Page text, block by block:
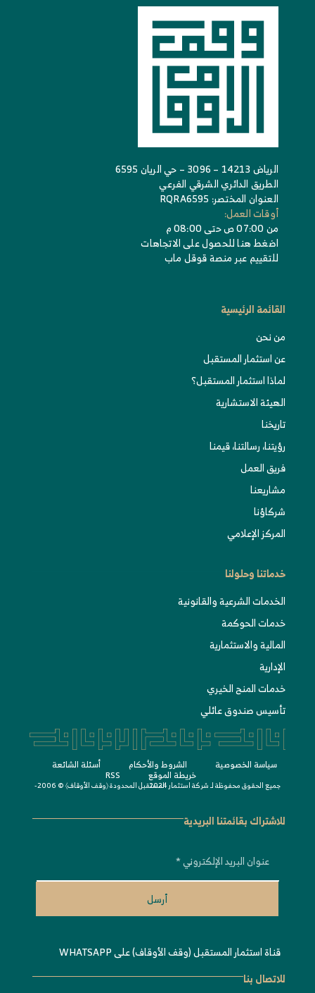
الرياض 14213 – 3096 – حي الريان 6595
الطريق الدائري الشرقي الفرعي
العنوان المختصر: RQRA6595
أوقات العمل:
من 07:00 ص حتى 08:00 م
اضغط هنا للحصول على الاتجاهات
للتقييم عبر منصة قوقل ماب
القائمة الرئيسية
من نحن
عن استثمار المستقبل
لماذا استثمار المستقبل؟
الهيئة الاستشارية
تاريخنا
رؤيتنا، رسالتنا، قيمنا
فريق العمل
مشاريعنا
شركاؤنا
المركز الإعلامي
خدماتنا وحلولنا
الخدمات الشرعية والقانونية
خدمات الحوكمة
المالية والاستثمارية
الإدارية
خدمات المنح الخيري
تأسيس صندوق عائلي
للاشتراك بقائمتنا البريدية
أرسل
قناة استثمار المستقبل (وقف الأوقاف) على WHATSAPP
للاتصال بنا
سياسة الخصوصية الشروط واﻷحكام أسئلة الشائعة
خريطة الموقع RSS
جميع الحقوق محفوظة لـشركة استثمار المستقبل المحدودة 〈وقف الأوقاف〉 © 2006-2024